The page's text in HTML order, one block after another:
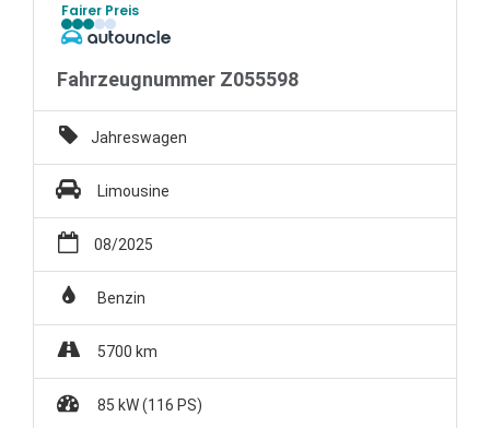
/
Garantieversicherung
Kaufpreisschutz
/ KFZ-
Versicherung
Fairer Preis
Fahrzeugnummer Z055598
Jahreswagen
Limousine
08/2025
Benzin
5700 km
85 kW (116 PS)